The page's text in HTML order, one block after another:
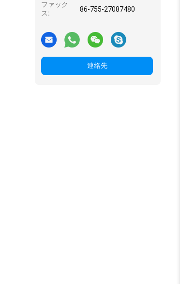
ファック
ス:
86-755-27087480
連絡先